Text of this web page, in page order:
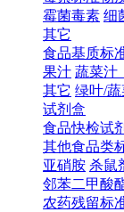
霉菌毒素 细
其它
食品基质标
果汁 蔬菜汁
其它 绿叶/蔬
试剂盒
食品快检试
其他食品类
亚硝胺 杀鼠
邻苯二甲酸
农药残留标